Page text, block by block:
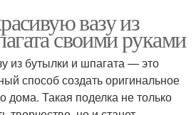
вазу из
своими руками
из бутылки и шпагата — это
способ создать оригинальное
дома. Такая поделка не только